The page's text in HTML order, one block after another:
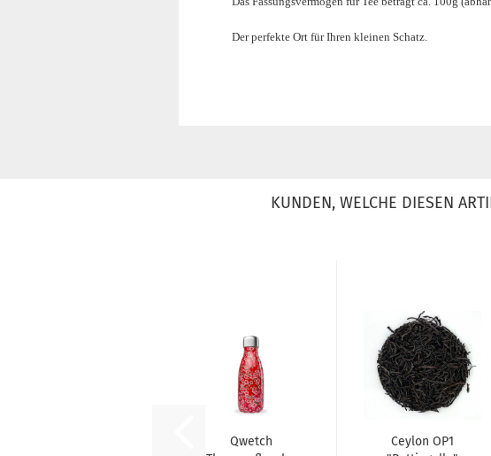
Der perfekte Ort für Ihren kleinen Schatz.
KUNDEN, WELCHE DIESEN
Qwetch
Ceylon OP1